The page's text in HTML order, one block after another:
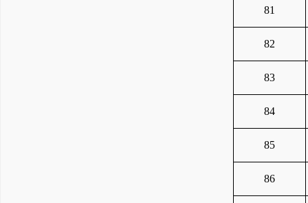
81
82
83
84
85
86